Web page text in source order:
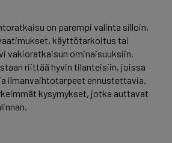
on parempi valinta silloin,
käyttötarkoitus tai
vakioratkaisun ominaisuuksiin.
riittää hyvin tilanteisiin, joissa
ilmanvaihtotarpeet ennustettavia.
kysymykset, jotka auttavat